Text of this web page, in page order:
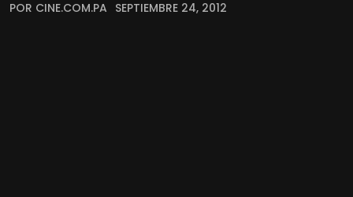
POR CINE.COM.PA SEPTIEMBRE 24, 2012